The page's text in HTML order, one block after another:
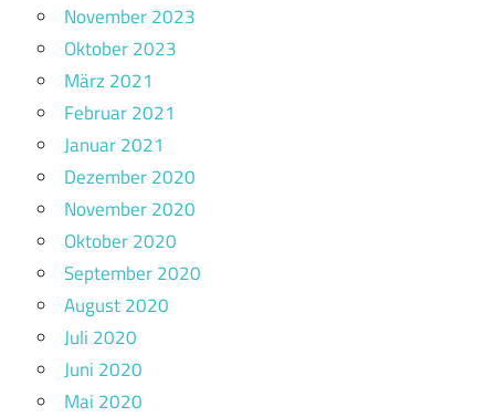
November 2023
Oktober 2023
März 2021
Februar 2021
Januar 2021
Dezember 2020
November 2020
Oktober 2020
September 2020
August 2020
Juli 2020
Juni 2020
Mai 2020